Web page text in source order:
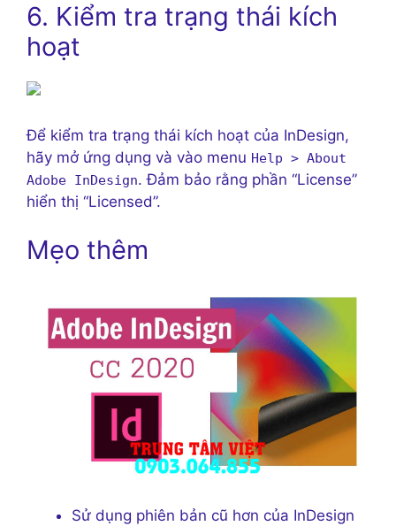
6. Kiểm tra trạng thái kích
hoạt
Để kiểm tra trạng thái kích hoạt của InDesign,
hãy mở ứng dụng và vào menu Help > About
Adobe InDesign. Đảm bảo rằng phần “License”
hiển thị “Licensed”.
Mẹo thêm
Sử dụng phiên bản cũ hơn của InDesign